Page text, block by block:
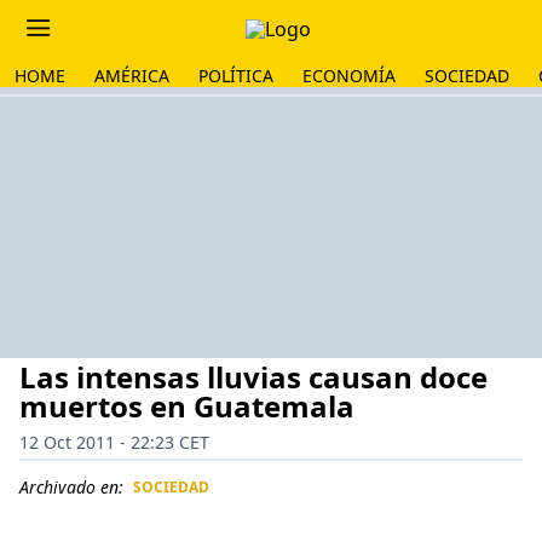
HOME AMÉRICA POLÍTICA ECONOMÍA SOCIEDAD
Las intensas lluvias causan doce
muertos en Guatemala
12 Oct 2011 - 22:23 CET
Archivado en: SOCIEDAD